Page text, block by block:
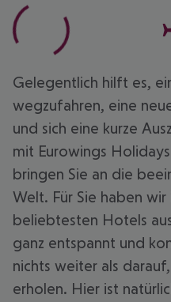
Gelegentlich hilft es,
wegzufahren, eine
und sich eine kurze
mit Eurowings
bringen Sie an die
Welt. Für Sie haben wir
beliebtesten Hotels
ganz entspannt und
nichts weiter als
erholen. Hier ist